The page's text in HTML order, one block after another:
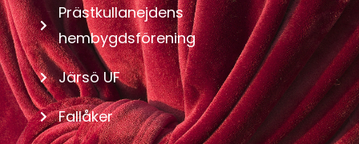
Prästkullanejdens
hembygdsförening
Järsö UF
Fallåker